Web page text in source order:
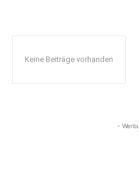
Keine Beiträge vorhanden
-